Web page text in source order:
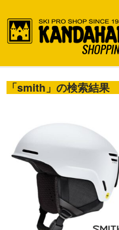
お買い物ガイド
「smith 」の検索結果